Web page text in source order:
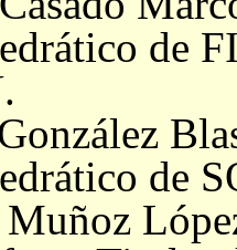
de
de
Muñoz